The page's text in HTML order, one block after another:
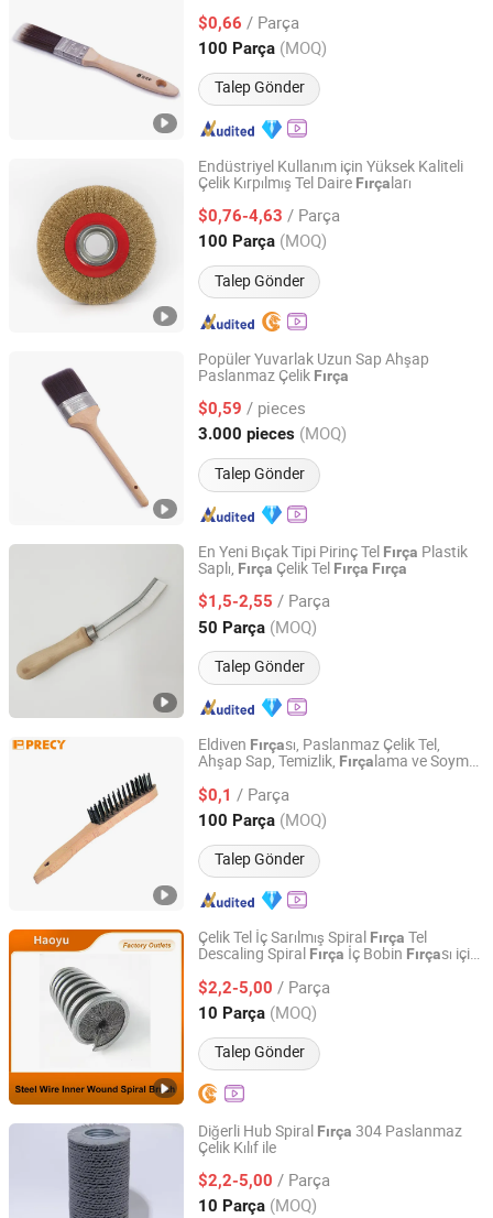
$0,66 / Parça
100 Parça (MOQ)
Talep Gönder
Jiangsu, China Fiyat 2026
Endüstriyel Kullanım için Yüksek Kaliteli
Çelik Kırpılmış Tel Daire Fırçaları
$0,76-4,63 / Parça
100 Parça (MOQ)
Talep Gönder
Ninghai Kaichuang Mechanical Tools Co., Ltd.
Zhejiang, China Fiyat 2024
Popüler Yuvarlak Uzun Sap Ahşap
Paslanmaz Çelik Fırça
$0,59 / pieces
3.000 pieces (MOQ)
Talep Gönder
Jiangsu Zhiwei Electromechanical Co., Ltd.
Jiangsu, China Fiyat 2025
En Yeni Bıçak Tipi Pirinç Tel Fırça Plastik
Saplı, Fırça Çelik Tel Fırça Fırça
$1,5-2,55 / Parça
50 Parça (MOQ)
Talep Gönder
Anhui Mengran Brush Industry Co., Ltd.
Anhui, China Fiyat 2022
Eldiven Fırçası, Paslanmaz Çelik Tel,
Ahşap Sap, Temizlik, Fırçalama ve Soyma
$0,1 / Parça
100 Parça (MOQ)
Talep Gönder
TIVOLY TOOL MANUFACTURING(CHANGSHU) CO., LTD.
Shanghai, China Fiyat 2022
Çelik Tel İç Sarılmış Spiral Fırça Tel
Descaling Spiral Fırça İç Bobin Fırçası için
Fırçası
$2,2-5,00 / Parça
10 Parça (MOQ)
Talep Gönder
Anqing Haoyu Brush Industry Co., Ltd.
Anhui, China Fiyat 2025
Diğerli Hub Spiral Fırça 304 Paslanmaz
Çelik Kılıf ile
$2,2-5,00 / Parça
10 Parça (MOQ)
Hangzhou Tongling Industrial Brush Co., Ltd.
Zhejiang, China Fiyat 2026